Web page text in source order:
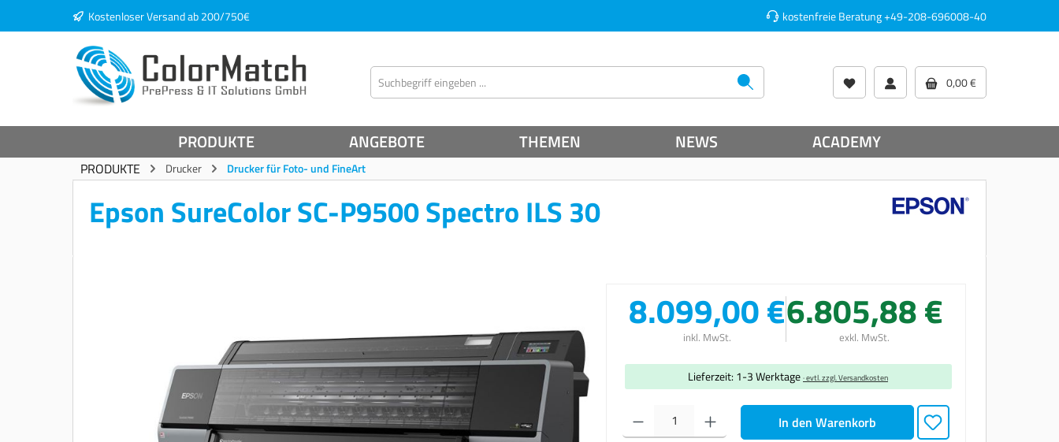
Zur Hauptnavigation springen
Kostenloser Versand ab 200/750€ kostenfreie Beratung+49-208-696008-40
0,00 €
PRODUKTE ANGEBOTE THEMEN NEWS ACADEMY
PRODUKTE Drucker Drucker für Foto- und FineArt
Epson SureColor SC-P9500 Spectro ILS 30
8.099,00 €
inkl. MwSt.
6.805,88 €
exkl. MwSt.
Lieferzeit: 1-3 Werktage· evtl. zzgl. Versandkosten
Produkt Anzahl: Gib den gewünschten Wert ein oder benutze die Schaltflächen um die Anzahl zu erhöhen oder
In den Warenkorb